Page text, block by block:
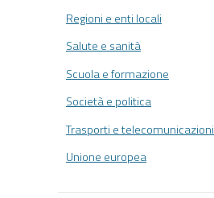
Regioni e enti locali
Salute e sanità
Scuola e formazione
Società e politica
Trasporti e telecomunicazioni
Unione europea